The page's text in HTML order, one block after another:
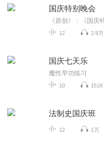
国庆特别晚会
12 2.9万
国庆七天乐
魔性早功练习
10 1518
法制史国庆班
12 1万